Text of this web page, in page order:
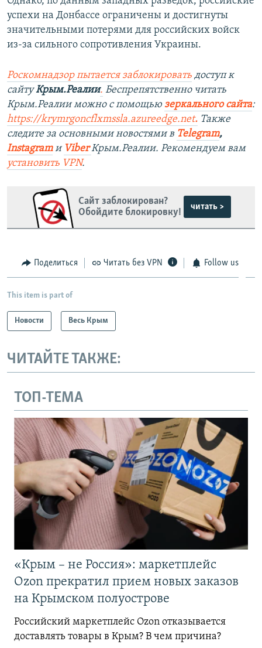
успехи на Донбассе ограничены и достигнуты
значительными потерями для российских войск
из-за сильного сопротивления Украины.
Роскомнадзор пытается заблокировать доступ к
сайтуКрым.Реалии. Беспрепятственно читать
Крым.Реалии можно с помощью зеркального сайта:
https://krymrgoncflxmssla.azureedge.net. Также
следите за основными новостями в Telegram,
Instagram и ViberКрым.Реалии. Рекомендуем вам
установить VPN.
Сайт заблокирован?
Обойдите блокировку!
читать >
Поделиться Читать без VPN Follow us
This item is part of
Новости Весь Крым
ЧИТАЙТЕ ТАКЖЕ:
ТОП-ТЕМА
«Крым – не Россия»: маркетплейс
Ozon прекратил прием новых заказов
на Крымском полуострове
Российский маркетплейс Ozon отказывается
доставлять товары в Крым? В чем причина?